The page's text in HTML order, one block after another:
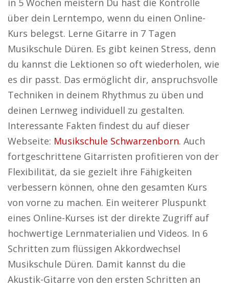
in 5 Wochen meistern Du hast die Kontrolle
über dein Lerntempo, wenn du einen Online-
Kurs belegst. Lerne Gitarre in 7 Tagen
Musikschule Düren. Es gibt keinen Stress, denn
du kannst die Lektionen so oft wiederholen, wie
es dir passt. Das ermöglicht dir, anspruchsvolle
Techniken in deinem Rhythmus zu üben und
deinen Lernweg individuell zu gestalten.
Interessante Fakten findest du auf dieser
Webseite: Musikschule Schwarzenborn. Auch
fortgeschrittene Gitarristen profitieren von der
Flexibilität, da sie gezielt ihre Fähigkeiten
verbessern können, ohne den gesamten Kurs
von vorne zu machen. Ein weiterer Pluspunkt
eines Online-Kurses ist der direkte Zugriff auf
hochwertige Lernmaterialien und Videos. In 6
Schritten zum flüssigen Akkordwechsel
Musikschule Düren. Damit kannst du die
Akustik-Gitarre von den ersten Schritten an